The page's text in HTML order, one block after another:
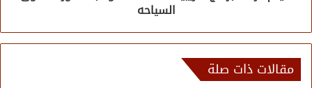
السياحه
مقالات ذات صلة